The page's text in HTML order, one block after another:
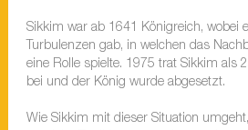
Sikkim war ab 1641 Königreich, wobei
Turbulenzen gab, in welchen das
eine Rolle spielte. 1975 trat Sikkim als
bei und der König wurde abgesetzt.
Wie Sikkim mit dieser Situation